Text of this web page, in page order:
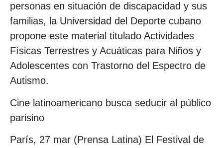
personas en situación de discapacidad y sus
familias, la Universidad del Deporte cubano
propone este material titulado Actividades
Físicas Terrestres y Acuáticas para Niños y
Adolescentes con Trastorno del Espectro de
Autismo.
Cine latinoamericano busca seducir al público
parisino
París, 27 mar (Prensa Latina) El Festival de